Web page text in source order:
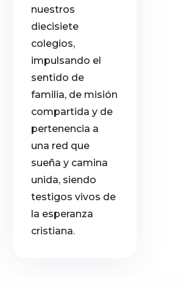
nuestros
diecisiete
colegios,
impulsando el
sentido de
familia, de misión
compartida y de
pertenencia a
una red que
sueña y camina
unida, siendo
testigos vivos de
la esperanza
cristiana.